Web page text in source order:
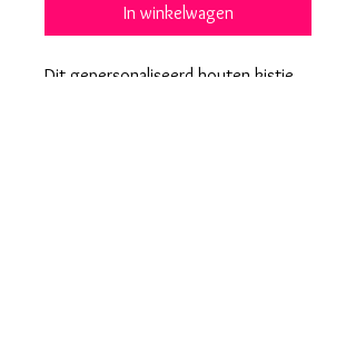
In winkelwagen
Dit gepersonaliseerd houten kistje